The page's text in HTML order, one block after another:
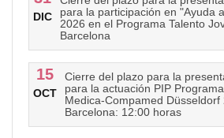
DIC
para la participación en "Ayuda
2026 en el Programa Talento
Barcelona
15
OCT
Cierre del plazo para la
para la actuación PIP
Medica-Compamed
Barcelona: 12:00 horas